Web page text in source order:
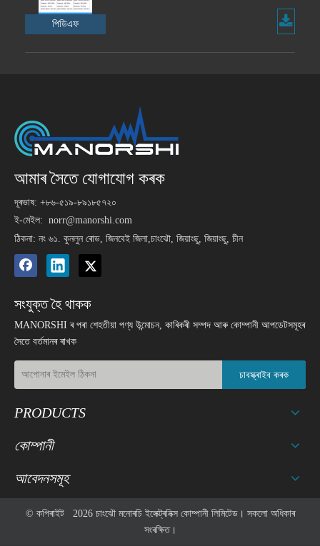
পিডিএফ
আমাৰ সৈতে যোগাযোগ কৰক
দূৰভাষ: +৮৬-৫১৯-৮৯১৮৫৭২০
ই-মেইল: norr@manorshi.com
ঠিকনা: নং ৬১. কুনলুন ৰোড, জিনবেই জিলা,চাংঝৌ, জিয়াংছু, জিয়াংছু, চীন
সংযুক্ত হৈ থাকক
MANORSHI ৰ পৰা শেহতীয়া পণ্য উন্মোচন, কাৰিকৰী সম্পদ আৰু কোম্পানী আপডেটসমূহৰ
সৈতে বৰ্তমানৰ ৰাখক
চাবস্ক্ৰাইব কৰক
PRODUCTS
কোম্পানী
আবেদনসমূহ
© কপিৰাইট 2026চাংঝৌ মনোৰচি ইলেক্ট্ৰনিক্স কোম্পানী লিমিটেড। সকলো অধিকাৰ
সংৰক্ষিত।